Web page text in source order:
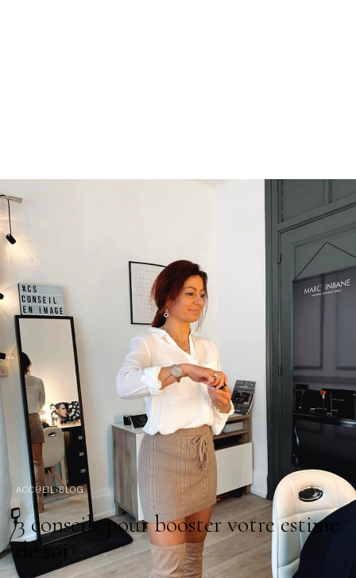
ACCUEIL›BLOG
3 conseils pour booster votre estime
de soi